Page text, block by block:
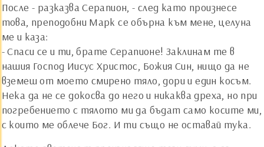
После - разказва Серапион, - след като произнесе
това, преподобни Марк се обърна към мене, целуна
ме и каза:
- Спаси се и ти, брате Серапионе! Заклинам те в
нашия Господ Иисус Христос, Божия Син, нищо да не
вземеш от моето смирено тяло, дори и един косъм.
Нека да не се докосва до него и никаква дреха, но при
погребението с тялото ми да бъдат само косите ми,
с които ме облече Бог. И ти също не оставай тука.